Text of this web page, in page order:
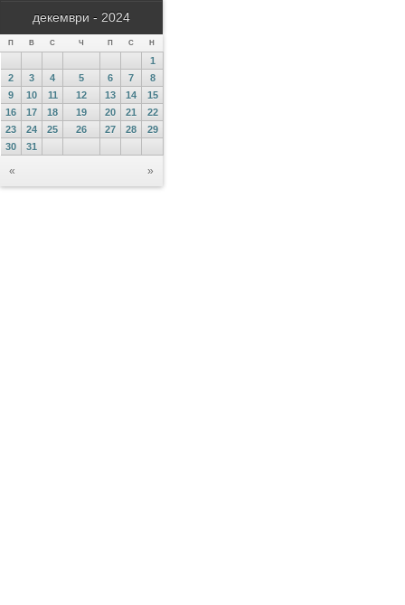
декември - 2024
П В С Ч П С Н
« »
1
2
3 4 5 6 7
8
9
10 11 12 13 14
15
16
17 18 19 20 21
22
23
24 25 26 27 28
29
30
31